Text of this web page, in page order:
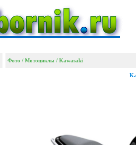
Фото / Мотоциклы / Kawasaki